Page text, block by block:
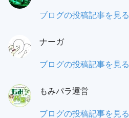
ワ
ル:
面
査
ユ
太:
ブログの投稿記事を見る
ナーガ
ナ
ガ:
ブログの投稿記事を見る
もみパラ運営
も
ブログの投稿記事を見る